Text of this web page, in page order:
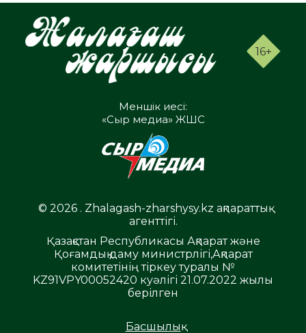
16+
Меншік иесі:
«Сыр медиа» ЖШС
© 2026 . Zhalagash-zharshysy.kz ақпараттық
агенттігі.
Қазақстан Республикасы Ақпарат және
Қоғамдық даму министрлігі,Ақпарат
комитетінің тіркеу туралы №
KZ91VPY00052420 куәлігі 21.07.2022 жылы
берілген
Басшылық